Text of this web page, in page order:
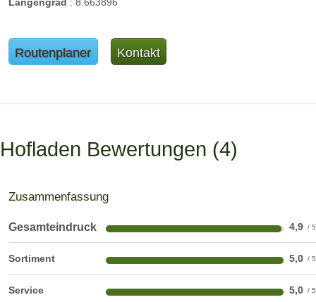
Längengrad : 8.663896
Routenplaner Kontakt
Hofladen Bewertungen 4
Zusammenfassung
Gesamteindruck 4,9
Sortiment 5,0
Service 5,0